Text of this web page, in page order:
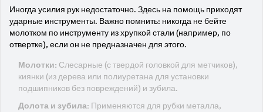
Иногда усилия рук недостаточно. Здесь на помощь приходят
ударные инструменты. Важно помнить: никогда не бейте
молотком по инструменту из хрупкой стали (например, по
отвертке), если он не предназначен для этого.
Молотки: Слесарные (с твердой головкой для метчиков),
киянки (из дерева или полиуретана для установки
подшипников без повреждений) и зубила.
Долота и зубила: Применяются для рубки металла,